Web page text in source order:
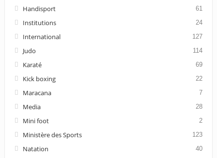
Handisport 61
Institutions 24
International 127
Judo 114
Karaté 69
Kick boxing 22
Maracana 7
Media 28
Mini foot 2
Ministère des Sports 123
Natation 40